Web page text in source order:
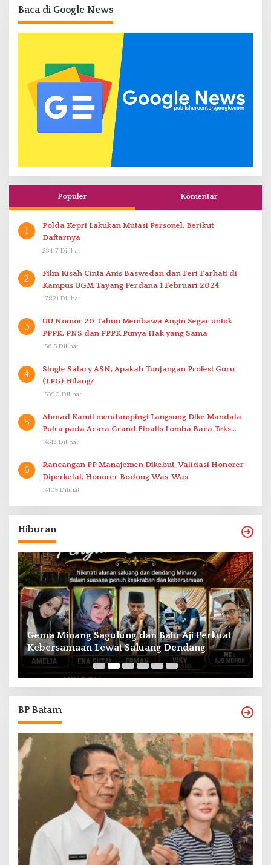
Baca di Google News
Populer Komentar
1
Polda Kepri Lakukan Mutasi Personel, Berikut
Daftarnya
23417 Dilihat
2
Film Kisah Cinta Anis Baswedan dan Feri Farhati di
Kampus UGM Tayang Perdana 1 Februari 2024
17821 Dilihat
3
UU Nomor 20 Tahun Membawa Angin Segar untuk
PPPK. PNS dan PPPK Punya Hak yang Sama
15615 Dilihat
4
Single Salary ASN, Apakah Tunjangan Profesi Guru
(TPG) Hilang?
15390 Dilihat
5
Ahmad Kamil mendampingi Langsung Dike Mandala
Putra pada Acara Grand Finalis Lomba Baca Teks
Proklamasi Mirip Bung Karno di Bali
14513 Dilihat
6
Rancangan PP Manajemen Dikebut, Validasi Honorer
Diperketat, Honorer Bodong Was-Was
14105 Dilihat
Hiburan
Gema Minang Sagulung dan Batu Aji Perkuat
Kebersamaan Lewat Saluang Dendang
BP Batam